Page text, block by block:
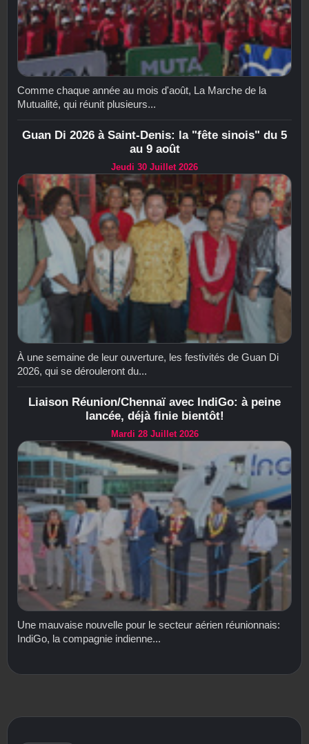
Comme chaque année au mois d'août, La Marche de la
Mutualité, qui réunit plusieurs...
Guan Di 2026 à Saint-Denis: la "fête sinois" du 5
au 9 août
Jeudi 30 Juillet 2026
À une semaine de leur ouverture, les festivités de Guan Di
2026, qui se dérouleront du...
Liaison Réunion/Chennaï avec IndiGo: à peine
lancée, déjà finie bientôt!
Mardi 28 Juillet 2026
Une mauvaise nouvelle pour le secteur aérien réunionnais:
IndiGo, la compagnie indienne...